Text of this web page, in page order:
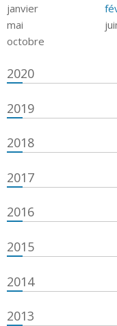
janvier
mai
octobre
2020
2019
2018
2017
2016
2015
2014
2013